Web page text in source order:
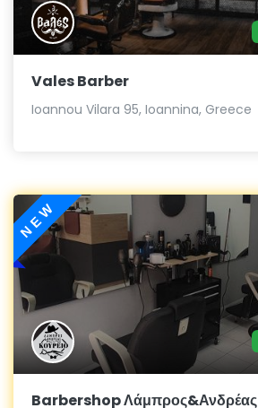
Vales Barber
Ioannou Vilara 95, Ioannina, Greece
NEW
Barbershop Λάμπρος&Ανδρέας